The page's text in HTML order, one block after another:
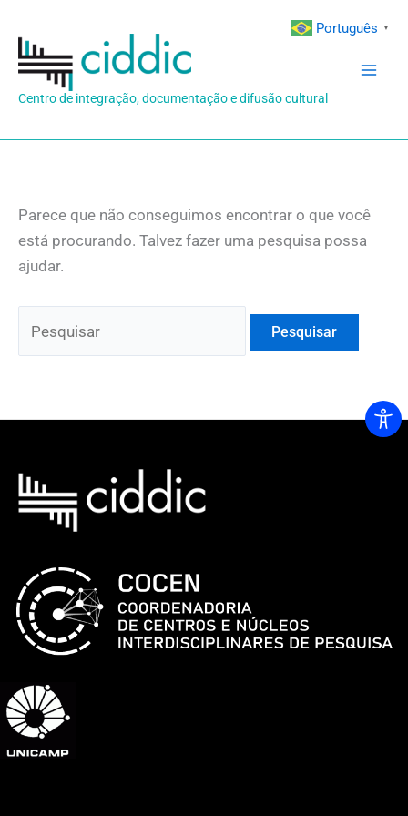
para
conteúdo
Centro de integração, documentação e difusão cultural
Parece que não conseguimos encontrar o que você
está procurando. Talvez fazer uma pesquisa possa
ajudar.
por:
Português ▼